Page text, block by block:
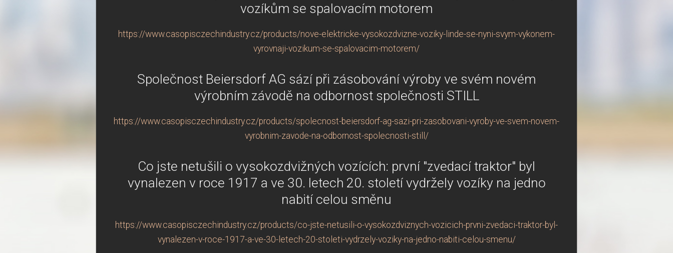
vozíkům se spalovacím motorem
https://www.casopisczechindustry.cz/products/nove-elektricke-vysokozdvizne-voziky-linde-se-nyni-svym-vykonem-
vyrovnaji-vozikum-se-spalovacim-motorem/
Společnost Beiersdorf AG sází při zásobování výroby ve svém novém
výrobním závodě na odbornost společnosti STILL
https://www.casopisczechindustry.cz/products/spolecnost-beiersdorf-ag-sazi-pri-zasobovani-vyroby-ve-svem-novem-
vyrobnim-zavode-na-odbornost-spolecnosti-still/
Co jste netušili o vysokozdvižných vozících: první "zvedací traktor" byl
vynalezen v roce 1917 a ve 30. letech 20. století vydržely vozíky na jedno
nabití celou směnu
https://www.casopisczechindustry.cz/products/co-jste-netusili-o-vysokozdviznych-vozicich-prvni-zvedaci-traktor-byl-
vynalezen-v-roce-1917-a-ve-30-letech-20-stoleti-vydrzely-voziky-na-jedno-nabiti-celou-smenu/